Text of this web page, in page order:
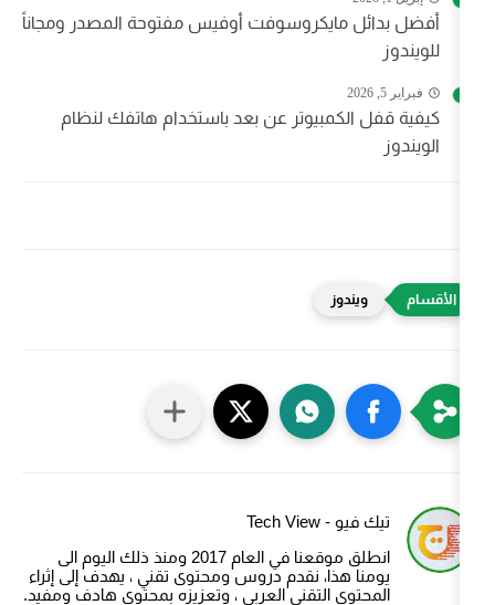
أوفيس مفتوحة المصدر ومجاناً
عن بعد باستخدام هاتفك لنظام
انطلق موقعنا في العام 2017 ومنذ ذلك اليوم الى
هذا، نقدم دروس ومحتوى تقني ، يهدف إلى إثراء
التقني العربي ، وتعزيزه بمحتوى هادف ومفيد.